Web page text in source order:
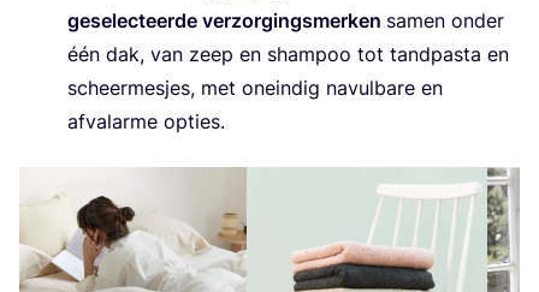
gese­lec­teer­de ver­zor­gings­mer­ken samen onder
één dak, van zeep en sham­poo tot tand­pas­ta en
scheer­mes­jes, met onein­dig navul­ba­re en
afval­ar­me opties.